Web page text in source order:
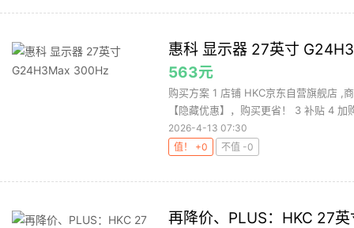
惠科 显示器 27英寸
563元
购买方案 1 店铺 HKC京东自营旗舰店 ,
【隐藏优惠】，购买更省！ 3 补贴 4 加
2026-4-13 07:30
值！ +0
不值 -0
再降价、PLUS：HKC 27